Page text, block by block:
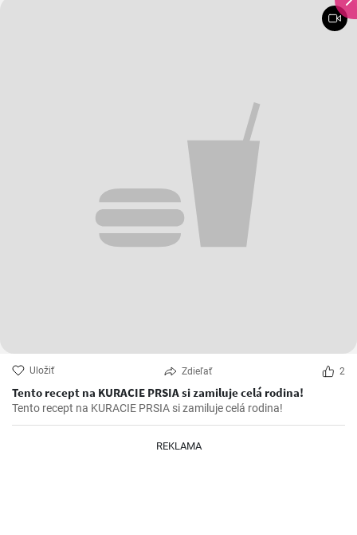
Uložiť Zdieľať 2
Tento recept na KURACIE PRSIA si zamiluje celá rodina!
Tento recept na KURACIE PRSIA si zamiluje celá rodina!
REKLAMA